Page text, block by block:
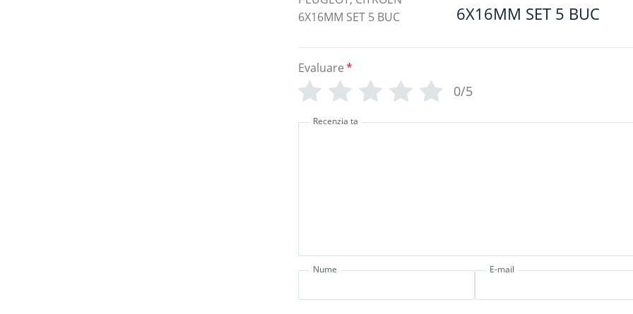
6X16MM SET 5 BUC
Evaluare*
0/5
Recenzia ta
Nume E-mail